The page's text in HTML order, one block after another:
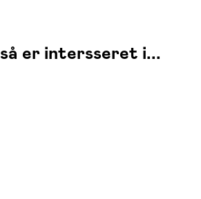
er intersseret i...